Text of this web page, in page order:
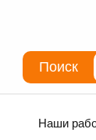
Поиск
Наши